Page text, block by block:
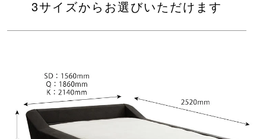
3サイズからお選びいただけます